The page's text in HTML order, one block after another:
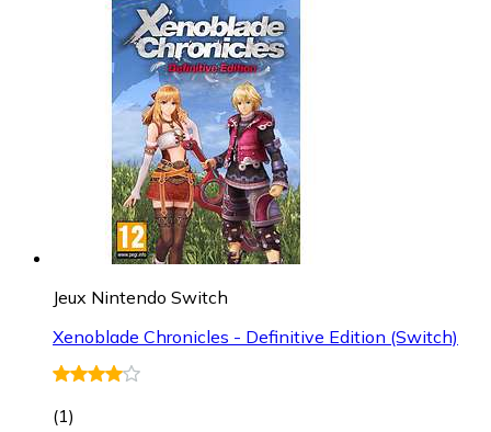
Jeux Nintendo Switch
Xenoblade Chronicles - Definitive Edition (Switch)
(1)